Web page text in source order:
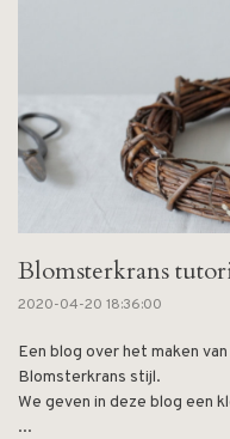
Blomsterkrans
2020-04-20 18:36:00
Een blog over het maken
Blomsterkrans stijl.
We geven in deze blog een
...